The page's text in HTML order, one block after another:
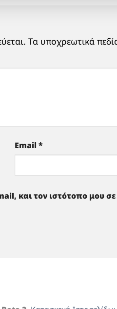
Τα υποχρεωτικά
Email *
και τον ιστότοπο μου